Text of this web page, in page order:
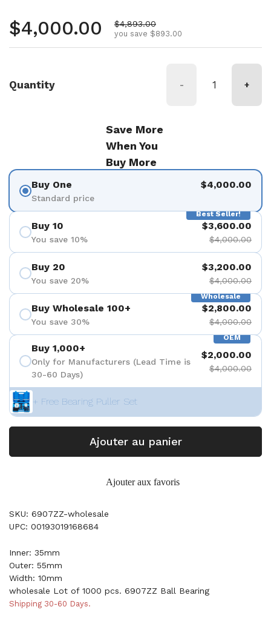
Regular price
$4,000.00 Sale price
$4,893.00
you save $893.00
Quantity - +
Save More
When You
Buy More
Buy One
Standard price
$4,000.00
Best Seller!
Buy 10
You save 10%
$3,600.00
$4,000.00
Buy 20
You save 20%
$3,200.00
$4,000.00
Wholesale
Buy Wholesale 100+
You save 30%
$2,800.00
$4,000.00
OEM
Buy 1,000+
Only for Manufacturers (Lead Time is
30-60 Days)
$2,000.00
$4,000.00
+ Free Bearing Puller Set
Ajouter au panier
Ajouter aux favoris
SKU: 6907ZZ-wholesale
UPC: 00193019168684
Inner: 35mm
Outer: 55mm
Width: 10mm
wholesale Lot of 1000 pcs. 6907ZZ Ball Bearing
Shipping 30-60 Days.